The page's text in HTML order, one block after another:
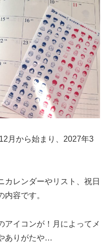
月から始まり、2027年3
カレンダーやリスト、祝日
容です。
アイコンが！月によってメ
ありがたや…